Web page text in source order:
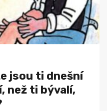
jsou ti dnešní
než ti bývalí,